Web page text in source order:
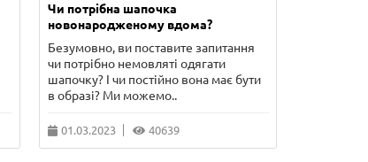
Чи потрібна шапочка
новонародженому вдома?
Безумовно, ви поставите запитання
чи потрібно немовляті одягати
шапочку? І чи постійно вона має бути
в образі? Ми можемо..
01.03.2023 40639